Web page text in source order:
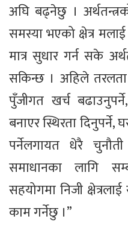
अघि बढ्नेछु ।
समस्या भएको क्षेत्र मलाई
मात्र सुधार गर्न सके
सकिन्छ । अहिले
पुँजीगत खर्च
बनाएर स्थिरता दिनुपर्ने,
पर्नेलगायत धेरै
समाधानका लागि
सहयोगमा निजी
काम गर्नेछु ।”